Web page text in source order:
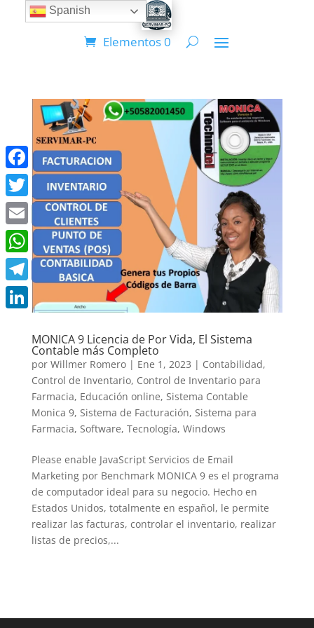
Elementos 0
MONICA 9 Licencia de Por Vida, El Sistema
Contable más Completo
por Willmer Romero| Ene 1, 2023 | Contabilidad,
Control de Inventario, Control de Inventario para
Farmacia, Educación online, Sistema Contable
Monica 9, Sistema de Facturación, Sistema para
Farmacia, Software, Tecnología, Windows
Please enable JavaScript Servicios de Email
Marketing por Benchmark MONICA 9 es el programa
de computador ideal para su negocio. Hecho en
Estados Unidos, totalmente en español, le permite
realizar las facturas, controlar el inventario, realizar
listas de precios,...
Facebook
Twitter
Email
WhatsApp
Telegram
Spanish